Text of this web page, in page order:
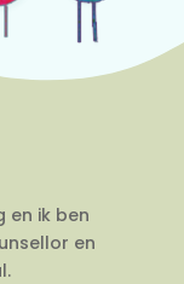
en ik ben
en